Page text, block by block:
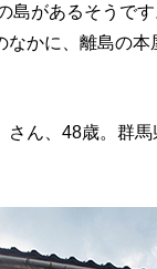
島があるそうで
なかに、離島の
さん、48歳。群